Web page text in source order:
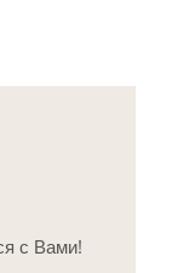
с Вами!